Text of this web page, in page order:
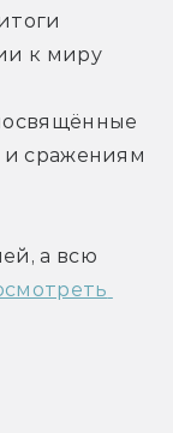
к миру
и сражениям
а всю